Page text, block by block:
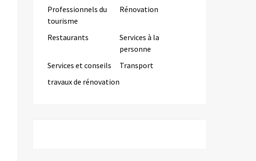
Professionnels du
tourisme
Rénovation
Restaurants
Services à la
personne
Services et conseils
Transport
travaux de rénovation